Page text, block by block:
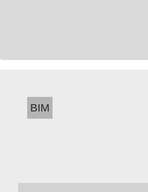
BIM